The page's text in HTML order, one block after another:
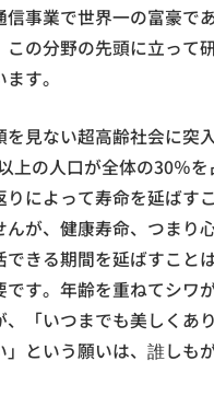
信事業で世界一の富豪で
この分野の先頭に立って
す。
見ない超高齢社会に突
上の人口が全体の30％
りによって寿命を延ばす
んが、健康寿命、つまり
きる期間を延ばすこと
です。年齢を重ねてシワ
「いつまでも美しくあり
」という願いは、誰しも